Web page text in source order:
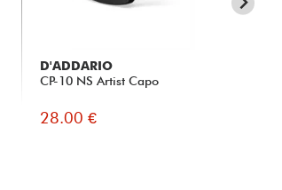
D'ADDARIO
CP-10 NS Artist Capo
28.00 €